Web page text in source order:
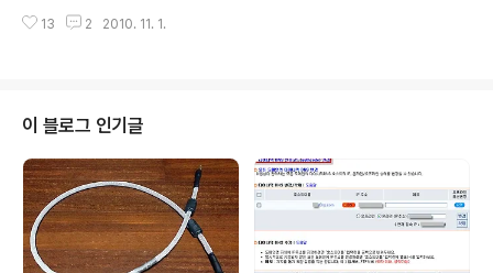
연기가 무럭무럭 올라오는 것으로 보아 뭔가 큰 불이났구
한 이후 평일 야간근무는 기본이고 주말 철야 근무까지 겹쳐서 자전거 타는 일
러서가 아니고 일이 너무 바빠서였음을 미리 밝혀둔다. ^^ 모처럼 짬을 내서 팔
당을 거쳐 남한산성 언덕을 올라가며 느껴지..
13 2 2010. 11. 1.
이 블로그 인기글